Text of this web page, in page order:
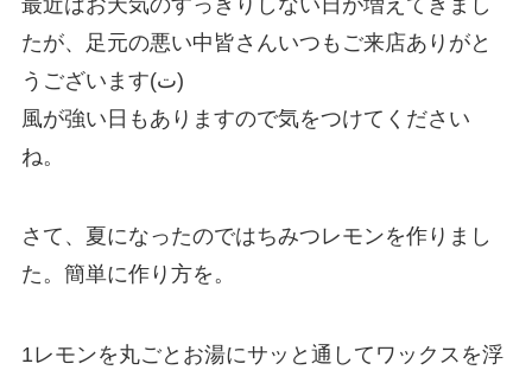
たが、足元の悪い中皆さんいつもご来店ありがと
うございます(ت)
風が強い日もありますので気をつけてください
ね。
さて、夏になったのではちみつレモンを作りまし
た。簡単に作り方を。
1レモンを丸ごとお湯にサッと通してワックスを浮